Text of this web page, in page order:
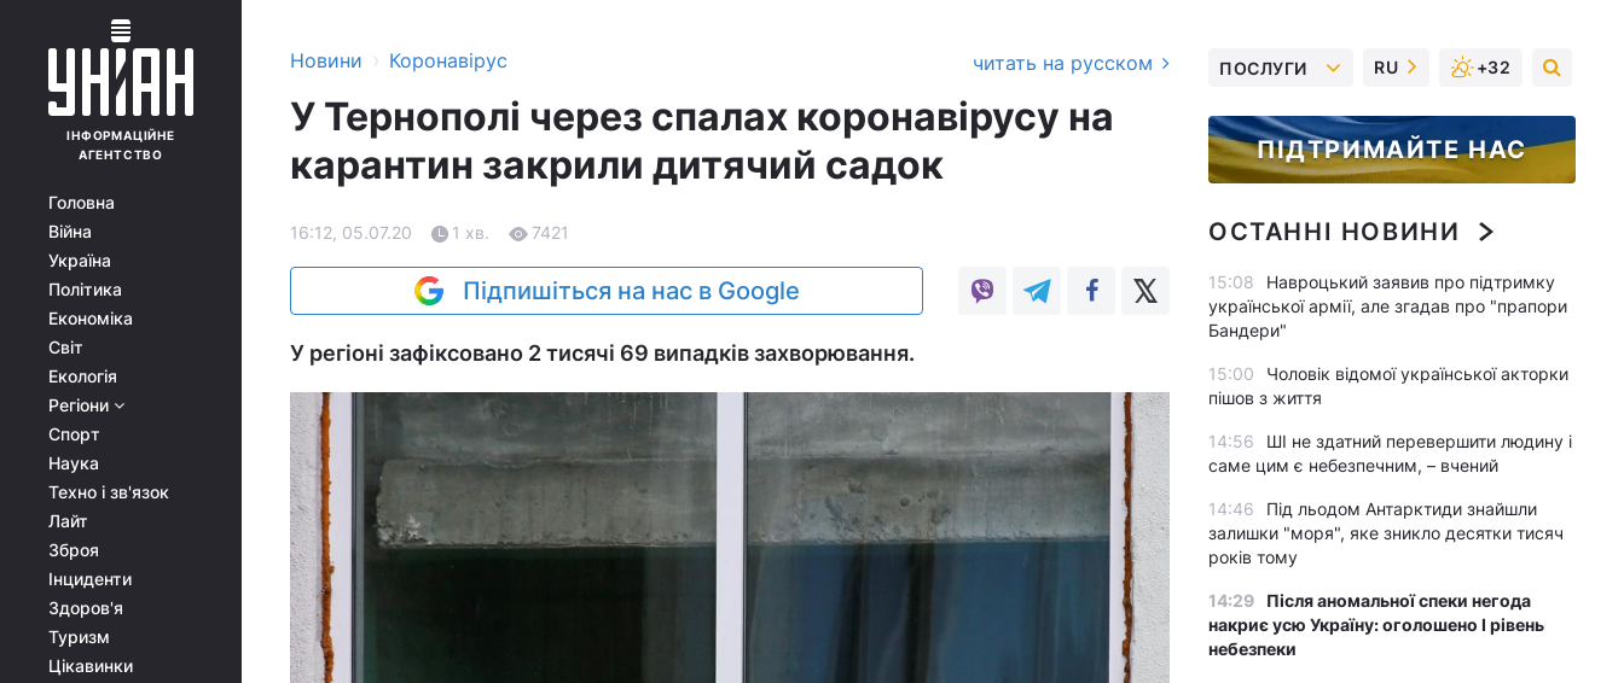
ІНФОРМАЦІЙНЕ
АГЕНТСТВО
Головна
Війна
Україна
Політика
Економіка
Світ
Екологія
Регіони
Спорт
Наука
Техно і зв'язок
Лайт
Зброя
Інциденти
Здоров'я
Туризм
Цікавинки
Новини › Коронавірус читать на русском
У Тернополі через спалах коронавірусу на
карантин закрили дитячий садок
16:12, 05.07.20 1 хв. 7421
Підпишіться на нас в Google
У регіоні зафіксовано 2 тисячі 69 випадків захворювання.
ПОСЛУГИ RU +32
ПІДТРИМАЙТЕ НАС
ОСТАННІ НОВИНИ
15:08
Навроцький заявив про підтримку
української армії, але згадав про "прапори
Бандери"
15:00
Чоловік відомої української акторки
пішов з життя
14:56
ШІ не здатний перевершити людину і
саме цим є небезпечним, – вчений
14:46
Під льодом Антарктиди знайшли
залишки "моря", яке зникло десятки тисяч
років тому
14:29
Після аномальної спеки негода
накриє усю Україну: оголошено І рівень
небезпеки